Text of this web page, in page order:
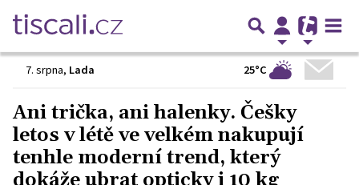
7. srpna, Lada 25°C
Ani trička, ani halenky. Češky
letos v létě ve velkém nakupují
tenhle moderní trend, který
dokáže ubrat opticky i 10 kg